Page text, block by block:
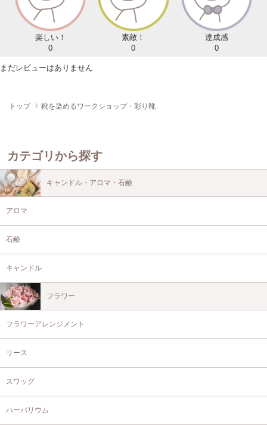
楽しい！
0
素敵！
0
達成感
0
まだレビューはありません
トップ 靴を染めるワークショップ・彩り靴
カテゴリから探す
キャンドル・アロマ・石鹸
アロマ
石鹸
キャンドル
フラワー
フラワーアレンジメント
リース
スワッグ
ハーバリウム